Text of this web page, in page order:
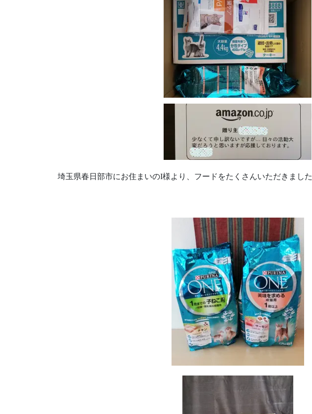
埼玉県春日部市にお住まいのI様より、フードをたくさんいただきました